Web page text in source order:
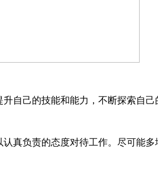
自己的技能和能力，不断探索自
真负责的态度对待工作。尽可能